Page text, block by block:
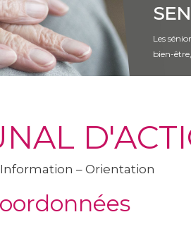
Les
bien-
– Orientation